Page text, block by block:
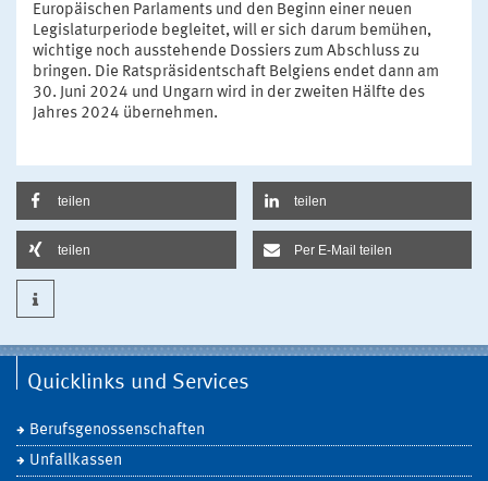
Europäischen Parlaments und den Beginn einer neuen
Legislaturperiode begleitet, will er sich darum bemühen,
wichtige noch ausstehende Dossiers zum Abschluss zu
bringen. Die Ratspräsidentschaft Belgiens endet dann am
30. Juni 2024 und Ungarn wird in der zweiten Hälfte des
Jahres 2024 übernehmen.
teilen teilen
teilen Per E-Mail teilen
Quicklinks und Services
Berufsgenossenschaften
Unfallkassen